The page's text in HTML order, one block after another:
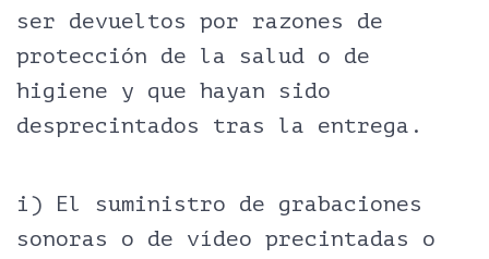
ser devueltos por razones de
protección de la salud o de
higiene y que hayan sido
desprecintados tras la entrega.
i) El suministro de grabaciones
sonoras o de vídeo precintadas o